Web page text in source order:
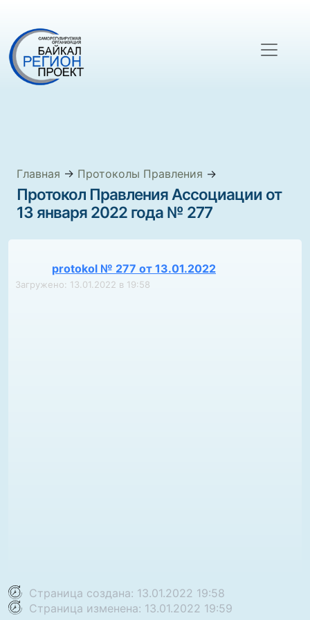
Главная → Протоколы Правления →
Протокол Правления Ассоциации от
13 января 2022 года № 277
protokol № 277 от 13.01.2022
Загружено: 13.01.2022 в 19:58
Страница создана: 13.01.2022 19:58
Страница изменена: 13.01.2022 19:59